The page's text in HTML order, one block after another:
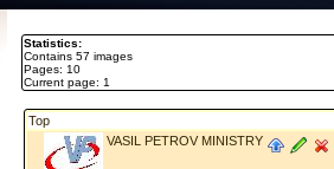
Statistics:
Contains 57 images
Pages: 10
Current page: 1
Top
VASIL PETROV MINISTRY